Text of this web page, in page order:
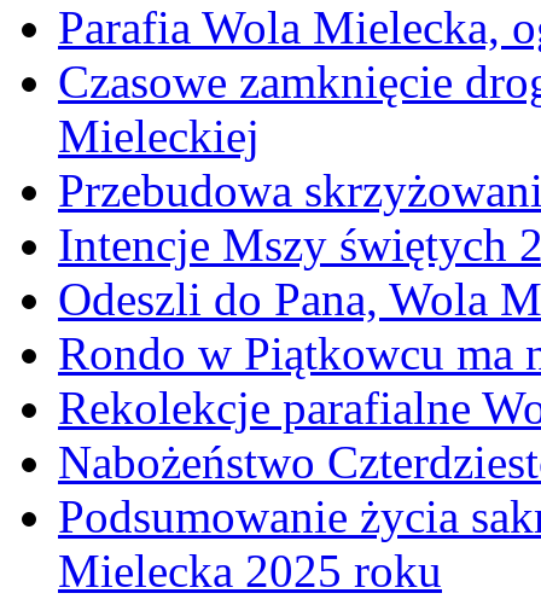
Parafia Wola Mielecka,
Czasowe zamknięcie
Mieleckiej
Przebudowa
Intencje Mszy świętych
Odeszli do Pana, Wola
Rondo w Piątkowcu ma
Rekolekcje parafialne
Nabożeństwo
Podsumowanie życia
Mielecka 2025 roku